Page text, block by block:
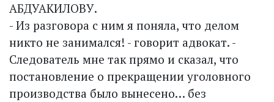
АБДУАКИЛОВУ.
- Из разговора с ним я поняла, что делом
никто не занимался! - говорит адвокат. -
Следователь мне так прямо и сказал, что
постановление о прекращении уголовного
производства было вынесено… без